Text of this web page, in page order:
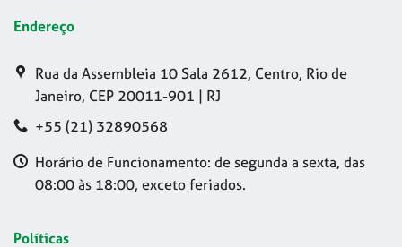
Endereço
Rua da Assembleia 10 Sala 2612, Centro, Rio de
Janeiro, CEP 20011-901 | RJ
+55 (21) 32890568
Horário de Funcionamento: de segunda a sexta, das
08:00 às 18:00, exceto feriados.
Políticas